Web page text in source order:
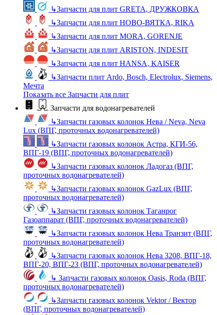
↳Запчасти для плит GRETA, ДРУЖКОВКА
↳Запчасти для плит НОВО-ВЯТКА, RIKA
↳Запчасти для плит MORA, GORENJE
↳Запчасти для плит ARISTON, INDESIT
↳Запчасти для плит HANSA, KAISER
↳Запчасти плит Ardo, Bosch, Electrolux, Siemens,
Мечта
Показать все Запчасти для плит
Запчасти для водонагревателей
↳Запчасти газовых колонок Нева / Neva, Neva
Lux (ВПГ, проточных водонагревателей)
↳Запчасти газовых колонок Астра, КГИ-56,
ВПГ-19 (ВПГ, проточных водонагревателей)
↳Запчасти газовых колонок Ладогаз (ВПГ,
проточных водонагревателей)
↳Запчасти газовых колонок GazLux (ВПГ,
проточных водонагревателей)
↳Запчасти газовых колонок Таганрог
Газоаппарат (ВПГ, проточных водонагревателей)
↳Запчасти газовых колонок Нева Транзит (ВПГ,
проточных водонагревателей)
↳Запчасти газовых колонок Нева 3208, ВПГ-18,
ВПГ-20, ВПГ-23 (ВПГ, проточных водонагревателей)
↳ Запчасти газовых колонок Oasis, Roda (ВПГ,
проточных водонагревателей)
↳Запчасти газовых колонок Vektor / Вектор
(ВПГ, проточных водонагревателей)